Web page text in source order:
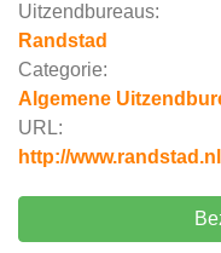
Uitzendbureaus:
Randstad
Categorie:
Algemene
URL:
http://